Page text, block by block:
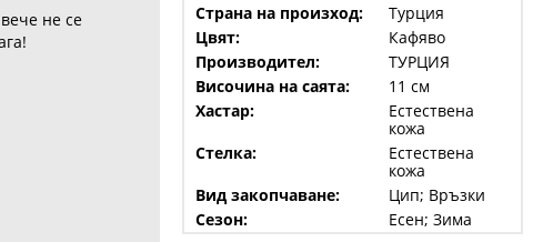
не се
Страна на произход:
Турция
Цвят:
Кафяво
Производител:
ТУРЦИЯ
Височина на саята:
11 см
Хастар:
Естествена
кожа
Стелка:
Естествена
кожа
Вид закопчаване:
Цип; Връзки
Сезон:
Есен; Зима